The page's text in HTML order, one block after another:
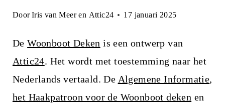
Door Iris van Meer en Attic24 17 januari 2025
DeWoonboot Deken is een ontwerp van
Attic24. Het wordt met toestemming naar het
Nederlands vertaald. De Algemene Informatie,
het Haakpatroon voor de Woonboot deken en